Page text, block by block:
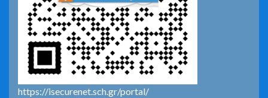
https://isecurenet.sch.gr/portal/